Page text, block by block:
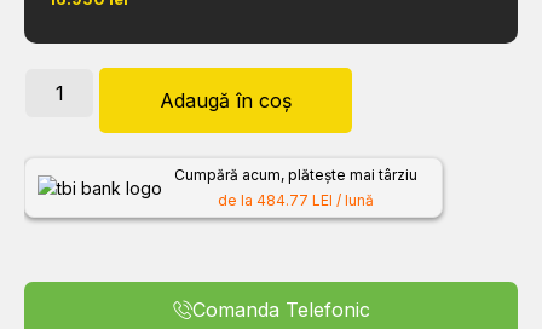
Adaugă în coș
Cumpără acum, plătește mai târziu
de la 484.77 LEI / lună
Comanda Telefonic